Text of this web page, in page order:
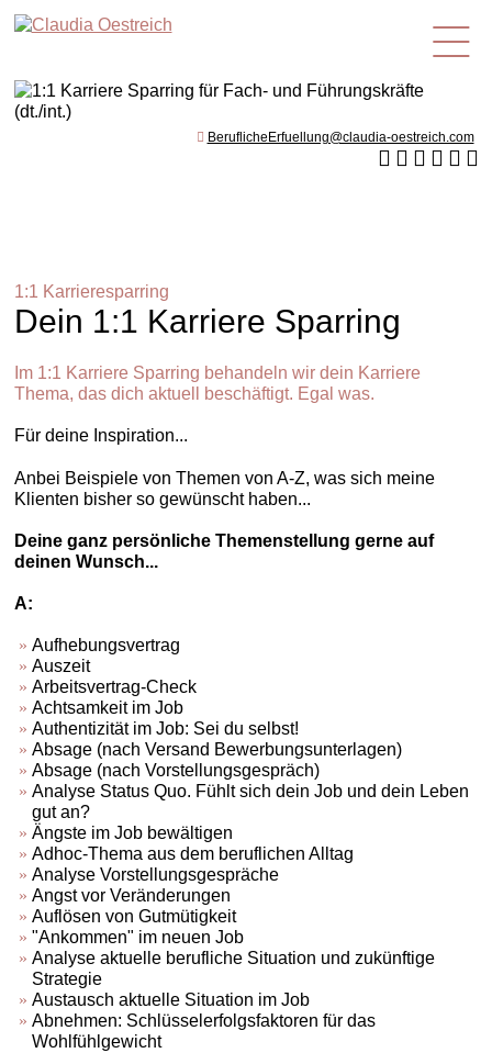
de
BeruflicheErfuellung@claudia-oestreich.com
1:1 Karrieresparring
Dein 1:1 Karriere Sparring
Im 1:1 Karriere Sparring behandeln wir dein Karriere
Thema, das dich aktuell beschäftigt. Egal was.
Für deine Inspiration...
Anbei Beispiele von Themen von A-Z, was sich meine
Klienten bisher so gewünscht haben...
Deine ganz persönliche Themenstellung gerne auf
deinen Wunsch...
A:
Aufhebungsvertrag
Auszeit
Arbeitsvertrag-Check
Achtsamkeit im Job
Authentizität im Job: Sei du selbst!
Absage (nach Versand Bewerbungsunterlagen)
Absage (nach Vorstellungsgespräch)
Analyse Status Quo. Fühlt sich dein Job und dein Leben
gut an?
Ängste im Job bewältigen
Adhoc-Thema aus dem beruflichen Alltag
Analyse Vorstellungsgespräche
Angst vor Veränderungen
Auflösen von Gutmütigkeit
"Ankommen" im neuen Job
Analyse aktuelle berufliche Situation und zukünftige
Strategie
Austausch aktuelle Situation im Job
Abnehmen: Schlüsselerfolgsfaktoren für das
Wohlfühlgewicht